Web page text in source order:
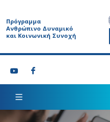
Πρόγραμμα
Ανθρώπινο Δυναμικό
και Κοινωνική Συνοχή